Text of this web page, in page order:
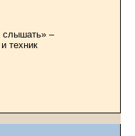
слышать» –
техник